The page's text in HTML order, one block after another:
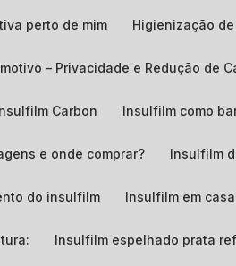
perto de mim Higienização
– Privacidade e Redução de
Insulfilm Carbon Insulfilm como
e onde comprar? Insulfilm
do insulfilm Insulfilm em
Insulfilm espelhado prata